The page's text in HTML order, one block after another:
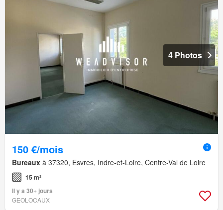
4 Photos
150 €/mois
Bureaux à 37320, Esvres, Indre-et-Loire, Centre-Val de Loire
15 m²
Il y a 30+ jours
GEOLOCAUX